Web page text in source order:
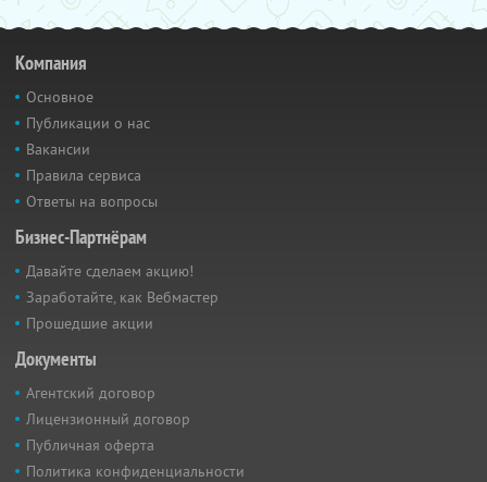
Компания
Основное
Публикации о нас
Вакансии
Правила сервиса
Ответы на вопросы
Бизнес-Партнёрам
Давайте сделаем акцию!
Заработайте, как Вебмастер
Прошедшие акции
Документы
Агентский договор
Лицензионный договор
Публичная оферта
Политика конфиденциальности